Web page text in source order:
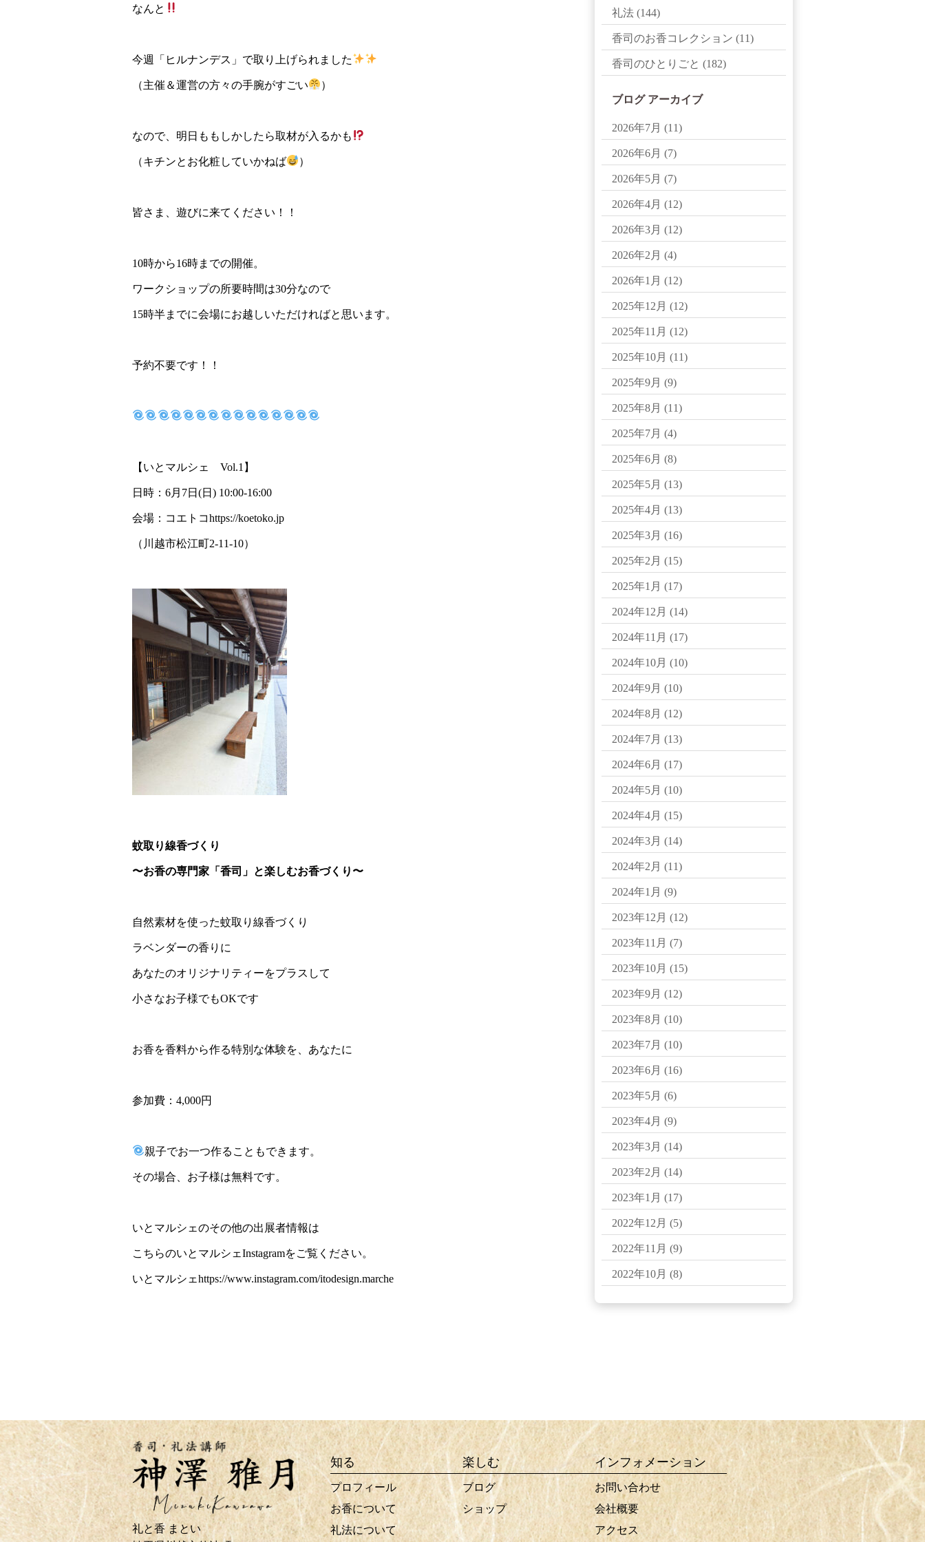
なんと
今週「ヒルナンデス」で取り上げられました
（主催＆運営の方々の手腕がすごい ）
なので、明日ももしかしたら取材が入るかも
（キチンとお化粧していかねば ）
皆さま、遊びに来てください！！
10時から16時までの開催。
ワークショップの所要時間は30分なので
15時半までに会場にお越しいただければと思います。
予約不要です！！
【いとマルシェ Vol.1】
日時：6月7日(日) 10:00-16:00
会場：コエトコhttps://koetoko.jp
（川越市松江町2-11-10）
蚊取り線香づくり
〜お香の専門家「香司」と楽しむお香づくり〜
自然素材を使った蚊取り線香づくり
ラベンダーの香りに
あなたのオリジナリティーをプラスして
小さなお子様でもOKです
お香を香料から作る特別な体験を、あなたに
参加費：4,000円
親子でお一つ作ることもできます。
その場合、お子様は無料です。
いとマルシェのその他の出展者情報は
こちらのいとマルシェInstagramをご覧ください。
いとマルシェhttps://www.instagram.com/itodesign.marche
礼法 (144)
香司のお香コレクション (11)
香司のひとりごと (182)
ブログ アーカイブ
2026年7月 (11)
2026年6月 (7)
2026年5月 (7)
2026年4月 (12)
2026年3月 (12)
2026年2月 (4)
2026年1月 (12)
2025年12月 (12)
2025年11月 (12)
2025年10月 (11)
2025年9月 (9)
2025年8月 (11)
2025年7月 (4)
2025年6月 (8)
2025年5月 (13)
2025年4月 (13)
2025年3月 (16)
2025年2月 (15)
2025年1月 (17)
2024年12月 (14)
2024年11月 (17)
2024年10月 (10)
2024年9月 (10)
2024年8月 (12)
2024年7月 (13)
2024年6月 (17)
2024年5月 (10)
2024年4月 (15)
2024年3月 (14)
2024年2月 (11)
2024年1月 (9)
2023年12月 (12)
2023年11月 (7)
2023年10月 (15)
2023年9月 (12)
2023年8月 (10)
2023年7月 (10)
2023年6月 (16)
2023年5月 (6)
2023年4月 (9)
2023年3月 (14)
2023年2月 (14)
2023年1月 (17)
2022年12月 (5)
2022年11月 (9)
2022年10月 (8)
礼と香 まとい
知る
プロフィール
お香について
礼法について
楽しむ
ブログ
ショップ
インフォメーション
お問い合わせ
会社概要
アクセス